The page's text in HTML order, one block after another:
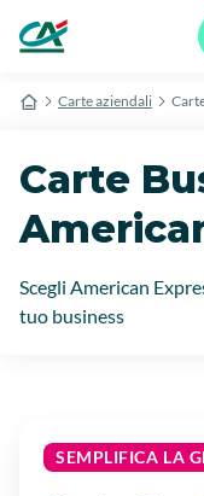
Carte aziendali
Carte
Scegli American
tuo business
SEMPLIFICA LA